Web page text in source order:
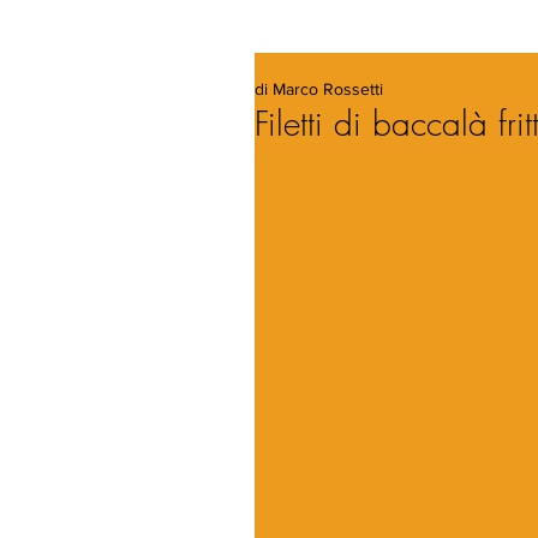
Filetti di baccalà
di Marco Rossetti